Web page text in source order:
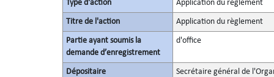
Type d'action Application du règlement
Titre de l'action Application du règlement
Partie ayant soumis la
demande d’enregistrement
d'office
Dépositaire Secrétaire général de